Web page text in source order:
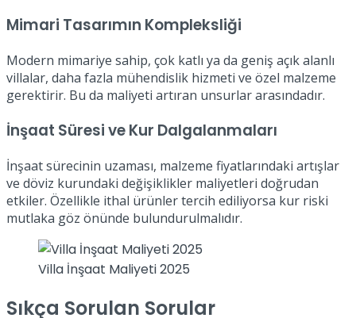
Mimari Tasarımın Kompleksliği
Modern mimariye sahip, çok katlı ya da geniş açık alanlı
villalar, daha fazla mühendislik hizmeti ve özel malzeme
gerektirir. Bu da maliyeti artıran unsurlar arasındadır.
İnşaat Süresi ve Kur Dalgalanmaları
İnşaat sürecinin uzaması, malzeme fiyatlarındaki artışlar
ve döviz kurundaki değişiklikler maliyetleri doğrudan
etkiler. Özellikle ithal ürünler tercih ediliyorsa kur riski
mutlaka göz önünde bulundurulmalıdır.
Villa İnşaat Maliyeti 2025
Sıkça Sorulan Sorular